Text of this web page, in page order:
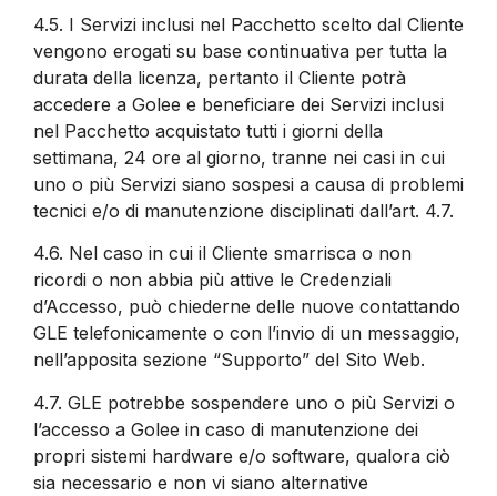
4.5. I Servizi inclusi nel Pacchetto scelto dal Cliente
vengono erogati su base continuativa per tutta la
durata della licenza, pertanto il Cliente potrà
accedere a Golee e beneficiare dei Servizi inclusi
nel Pacchetto acquistato tutti i giorni della
settimana, 24 ore al giorno, tranne nei casi in cui
uno o più Servizi siano sospesi a causa di problemi
tecnici e/o di manutenzione disciplinati dall’art. 4.7.
4.6. Nel caso in cui il Cliente smarrisca o non
ricordi o non abbia più attive le Credenziali
d’Accesso, può chiederne delle nuove contattando
GLE telefonicamente o con l’invio di un messaggio,
nell’apposita sezione “Supporto” del Sito Web.
4.7. GLE potrebbe sospendere uno o più Servizi o
l’accesso a Golee in caso di manutenzione dei
propri sistemi hardware e/o software, qualora ciò
sia necessario e non vi siano alternative